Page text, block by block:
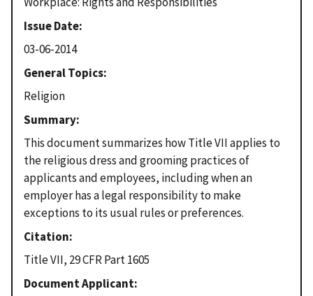
Issue Date
03-06-2014
General Topics
Religion
Summary
This document summarizes how Title VII applies to
the religious dress and grooming practices of
applicants and employees, including when an
employer has a legal responsibility to make
exceptions to its usual rules or preferences.
Citation
Title VII, 29 CFR Part 1605
Document Applicant